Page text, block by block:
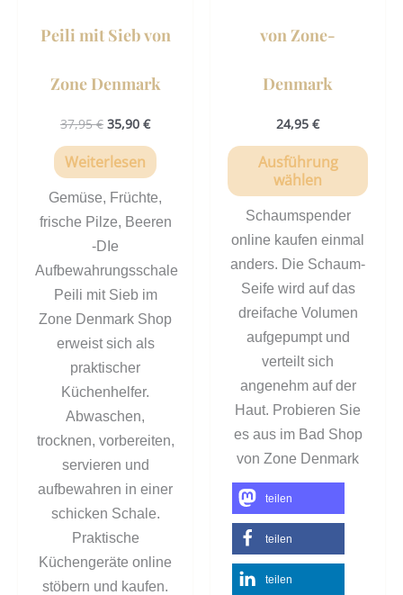
Peili mit Sieb von
Zone Denmark
37,95€ 35,90 €
Weiterlesen
Gemüse, Früchte,
frische Pilze, Beeren
-DIe
Aufbewahrungsschale
Peili mit Sieb im
Zone Denmark Shop
erweist sich als
praktischer
Küchenhelfer.
Abwaschen,
trocknen, vorbereiten,
servieren und
aufbewahren in einer
schicken Schale.
Praktische
Küchengeräte online
stöbern und kaufen.
von Zone-
Denmark
24,95 €
Ausführung
wählen
Schaumspender
online kaufen einmal
anders. Die Schaum-
Seife wird auf das
dreifache Volumen
aufgepumpt und
verteilt sich
angenehm auf der
Haut. Probieren Sie
es aus im Bad Shop
von Zone Denmark
teilen
teilen
teilen